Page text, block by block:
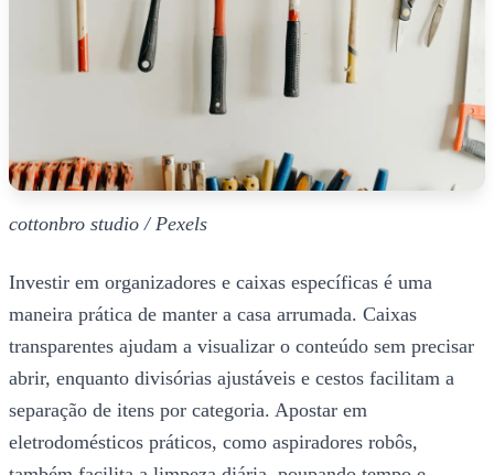
cottonbro studio / Pexels
Investir em organizadores e caixas específicas é uma
maneira prática de manter a casa arrumada. Caixas
transparentes ajudam a visualizar o conteúdo sem precisar
abrir, enquanto divisórias ajustáveis e cestos facilitam a
separação de itens por categoria. Apostar em
eletrodomésticos práticos, como aspiradores robôs,